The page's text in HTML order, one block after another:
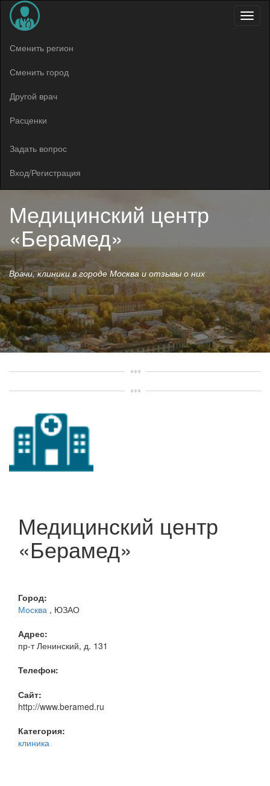
Меню
Сменить регион
Сменить город
Другой врач
Расценки
Задать вопрос
Вход/Регистрация
Медицинский центр
«Берамед»
Врачи, клиники в городе Москва и отзывы о них
Медицинский центр
«Берамед»
Город:
Москва , ЮЗАО
Адрес:
пр-т Ленинский, д. 131
Телефон:
Сайт:
http://www.beramed.ru
Категория:
клиника